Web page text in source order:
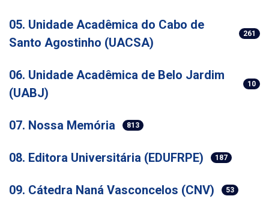
05. Unidade Acadêmica do Cabo de
Santo Agostinho (UACSA)
261
06. Unidade Acadêmica de Belo Jardim
(UABJ)
10
07. Nossa Memória 813
08. Editora Universitária (EDUFRPE) 187
09. Cátedra Naná Vasconcelos (CNV) 53